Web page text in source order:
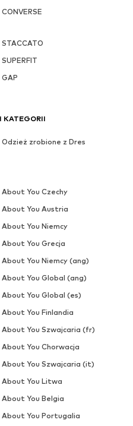
CONVERSE
STACCATO
SUPERFIT
GAP
KATEGORII
Odzież zrobione z Dres
About You Czechy
About You Austria
About You Niemcy
About You Grecja
About You Niemcy (ang)
About You Global (ang)
About You Global (es)
About You Finlandia
About You Szwajcaria (fr)
About You Chorwacja
About You Szwajcaria (it)
About You Litwa
About You Belgia
About You Portugalia